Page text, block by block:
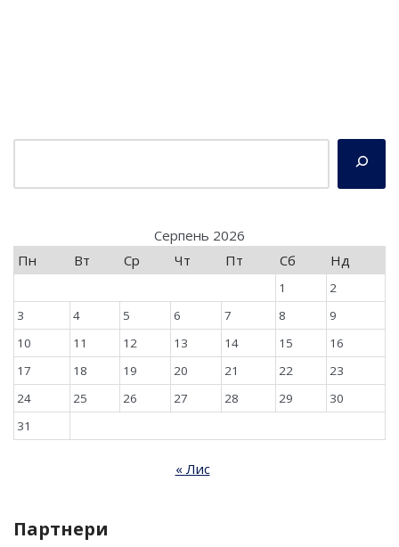
Серпень 2026
Пн
Вт Ср Чт Пт Сб Нд
1
2
3
4 5 6 7 8
9
10
11 12 13 14 15
16
17
18 19 20 21 22
23
24
25 26 27 28 29
30
31
« Лис
Партнери